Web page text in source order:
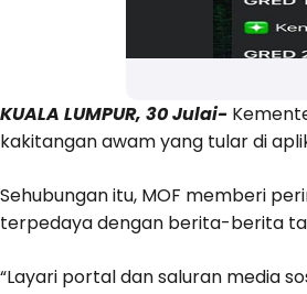
KUALA LUMPUR, 30 Julai-
kakitangan awam yang tular di
Sehubungan itu, MOF memberi
terpedaya dengan berita-berita
“Layari portal dan saluran media